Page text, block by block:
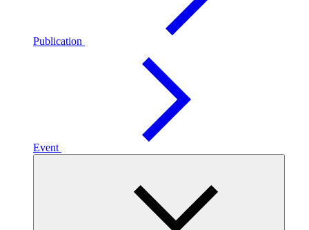
Publication
Event